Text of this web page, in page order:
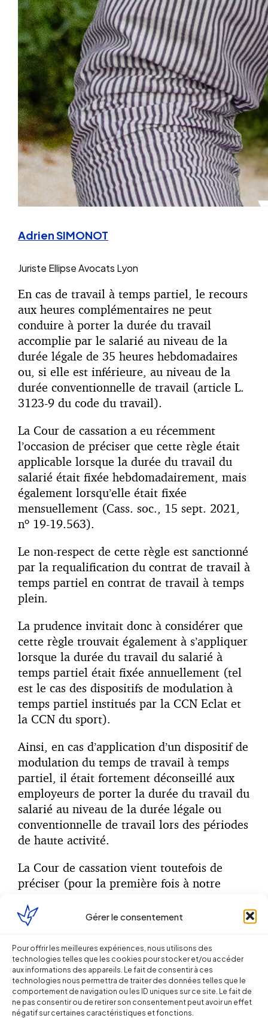
Gérer le consentement
Pour offrir les meilleures expériences, nous utilisons des
technologies telles que les cookies pour stocker et/ou accéder
aux informations des appareils. Le fait de consentir à ces
technologies nous permettra de traiter des données telles que le
comportement de navigation ou les ID uniques sur ce site. Le fait de
ne pas consentir ou de retirer son consentement peut avoir un effet
négatif sur certaines caractéristiques et fonctions.
Adrien SIMONOT
Juriste Ellipse Avocats Lyon
En cas de travail à temps partiel, le recours
aux heures complémentaires ne peut
conduire à porter la durée du travail
accomplie par le salarié au niveau de la
durée légale de 35 heures hebdomadaires
ou, si elle est inférieure, au niveau de la
durée conventionnelle de travail (article L.
3123-9 du code du travail).
La Cour de cassation a eu récemment
l’occasion de préciser que cette règle était
applicable lorsque la durée du travail du
salarié était fixée hebdomadairement, mais
également lorsqu’elle était fixée
mensuellement (Cass. soc., 15 sept. 2021,
nº 19-19.563).
Le non-respect de cette règle est sanctionné
par la requalification du contrat de travail à
temps partiel en contrat de travail à temps
plein.
La prudence invitait donc à considérer que
cette règle trouvait également à s’appliquer
lorsque la durée du travail du salarié à
temps partiel était fixée annuellement (tel
est le cas des dispositifs de modulation à
temps partiel institués par la CCN Eclat et
la CCN du sport).
Ainsi, en cas d’application d’un dispositif de
modulation du temps de travail à temps
partiel, il était fortement déconseillé aux
employeurs de porter la durée du travail du
salarié au niveau de la durée légale ou
conventionnelle de travail lors des périodes
de haute activité.
La Cour de cassation vient toutefois de
préciser (pour la première fois à notre
temps de travail sur une période de
référence supérieure à la semaine,
dépassement ponctuel de la durée légale ou
conventionnelle de travail n’entraine pas la
requalification en contrat de travail à
temps plein si, au terme de la période de
référence, la durée annuelle légale ou